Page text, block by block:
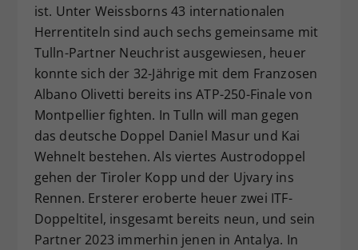
ist. Unter Weissborns 43 internationalen
Herrentiteln sind auch sechs gemeinsame mit
Tulln-Partner Neuchrist ausgewiesen, heuer
konnte sich der 32-Jährige mit dem Franzosen
Albano Olivetti bereits ins ATP-250-Finale von
Montpellier fighten. In Tulln will man gegen
das deutsche Doppel Daniel Masur und Kai
Wehnelt bestehen. Als viertes Austrodoppel
gehen der Tiroler Kopp und der Ujvary ins
Rennen. Ersterer eroberte heuer zwei ITF-
Doppeltitel, insgesamt bereits neun, und sein
Partner 2023 immerhin jenen in Antalya. In